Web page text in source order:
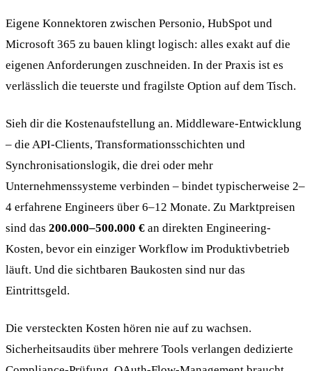
Eigene Konnektoren zwischen Personio, HubSpot und
Microsoft 365 zu bauen klingt logisch: alles exakt auf die
eigenen Anforderungen zuschneiden. In der Praxis ist es
verlässlich die teuerste und fragilste Option auf dem Tisch.
Sieh dir die Kostenaufstellung an. Middleware-Entwicklung
– die API-Clients, Transformationsschichten und
Synchronisationslogik, die drei oder mehr
Unternehmenssysteme verbinden – bindet typischerweise 2–
4 erfahrene Engineers über 6–12 Monate. Zu Marktpreisen
sind das 200.000–500.000 € an direkten Engineering-
Kosten, bevor ein einziger Workflow im Produktivbetrieb
läuft. Und die sichtbaren Baukosten sind nur das
Eintrittsgeld.
Die versteckten Kosten hören nie auf zu wachsen.
Sicherheitsaudits über mehrere Tools verlangen dedizierte